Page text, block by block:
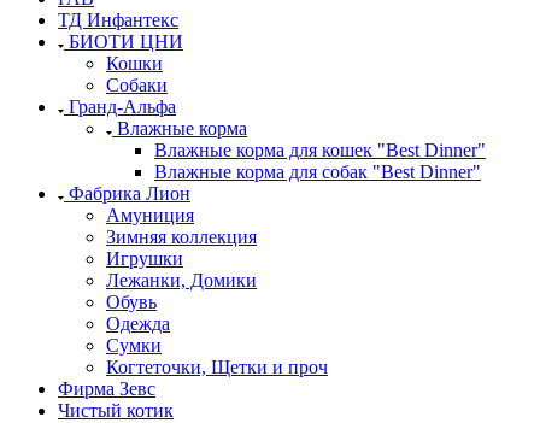
ТД Инфантекс
БИОТИ ЦНИ
Кошки
Собаки
Гранд-Альфа
Влажные корма
Влажные корма для кошек "Best Dinner"
Влажные корма для собак "Best Dinner"
Фабрика Лион
Амуниция
Зимняя коллекция
Игрушки
Лежанки, Домики
Обувь
Одежда
Сумки
Когтеточки, Щетки и проч
Фирма Зевс
Чистый котик